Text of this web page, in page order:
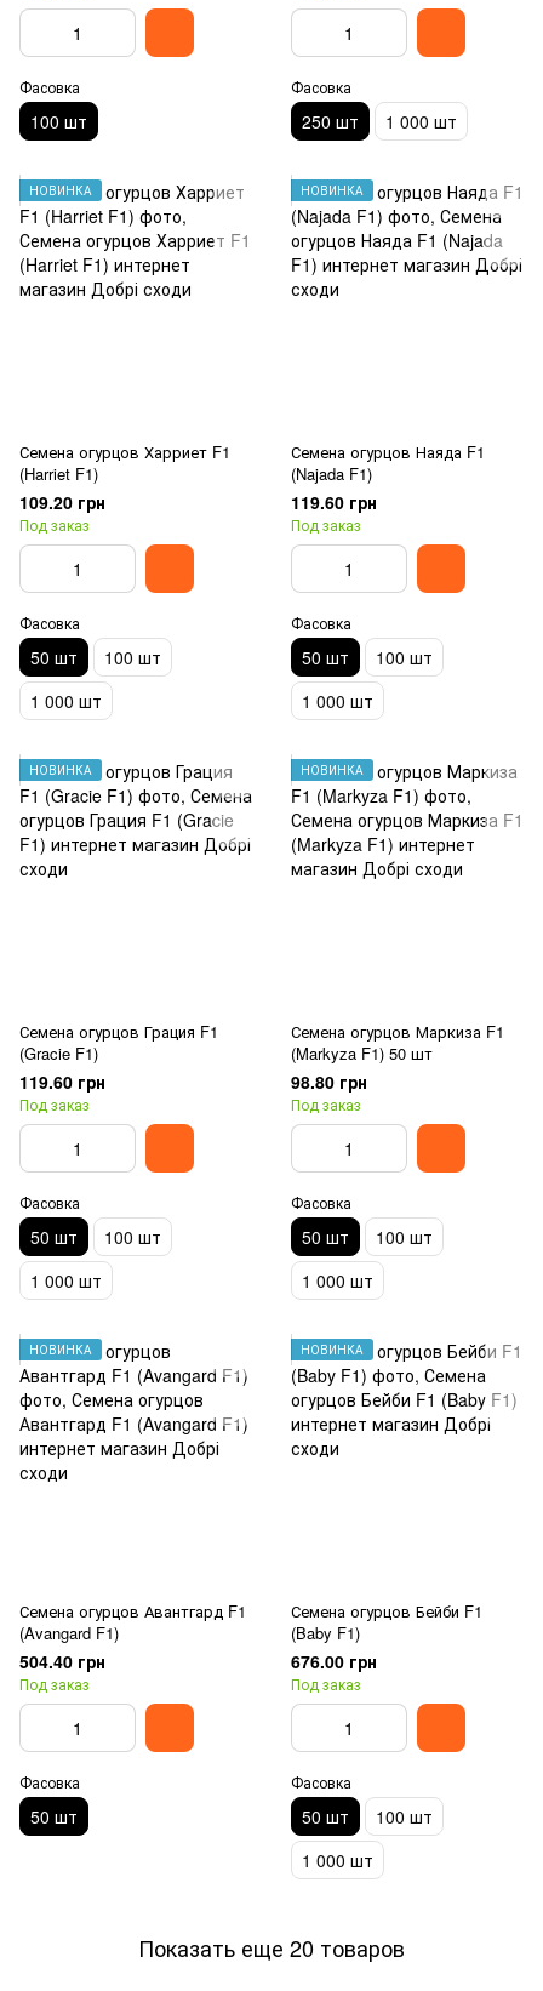
Фасовка
100 шт
Фасовка
250 шт 1 000 шт
НОВИНКА
Семена огурцов Харриет F1
(Harriet F1)
109.20 грн
Под заказ
Фасовка
50 шт
100 шт
1 000 шт
НОВИНКА
Семена огурцов Наяда F1
(Najada F1)
119.60 грн
Под заказ
Фасовка
50 шт
100 шт
1 000 шт
НОВИНКА
Семена огурцов Грация F1
(Gracie F1)
119.60 грн
Под заказ
Фасовка
50 шт
100 шт
1 000 шт
НОВИНКА
Семена огурцов Маркиза F1
(Markyza F1) 50 шт
98.80 грн
Под заказ
Фасовка
50 шт
100 шт
1 000 шт
НОВИНКА
Семена огурцов Авантгард F1
(Avangard F1)
504.40 грн
Под заказ
Фасовка
50 шт
НОВИНКА
Семена огурцов Бейби F1
(Baby F1)
676.00 грн
Под заказ
Фасовка
50 шт
100 шт
1 000 шт
Показать еще 20 товаров